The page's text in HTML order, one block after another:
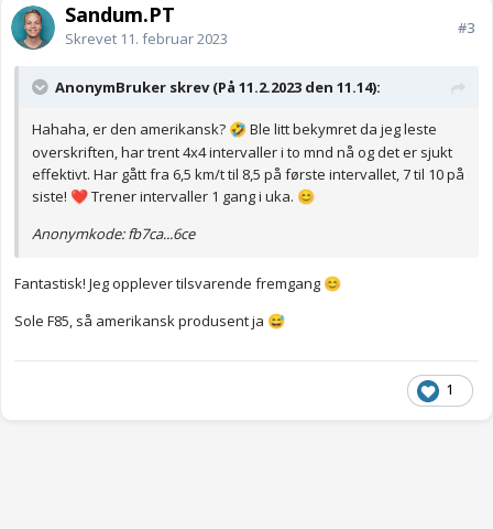
Sandum.PT
Skrevet 11. februar 2023
#3
AnonymBruker skrev (På 11.2.2023 den 11.14):
Hahaha, er den amerikansk? 🤣 Ble litt bekymret da jeg leste
overskriften, har trent 4x4 intervaller i to mnd nå og det er sjukt
effektivt. Har gått fra 6,5 km/t til 8,5 på første intervallet, 7 til 10 på
siste! ❤️ Trener intervaller 1 gang i uka. 😊
Anonymkode: fb7ca...6ce
Fantastisk! Jeg opplever tilsvarende fremgang 😊
Sole F85, så amerikansk produsent ja 😅
1